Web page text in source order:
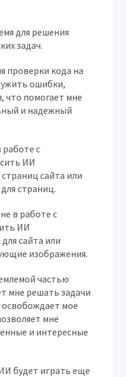
для решения
задач.
проверки кода на
ошибки,
что помогает мне
и надежный
с
ИИ
сайта или
страниц.
в работе с
ИИ
сайта или
изображения.
частью
мне решать задачи
мое
мне
и интересные
будет играть еще